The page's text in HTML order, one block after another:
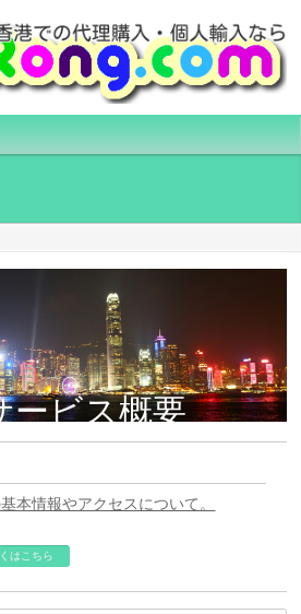
ービス概要
本情報やアクセスについて。
はこちら